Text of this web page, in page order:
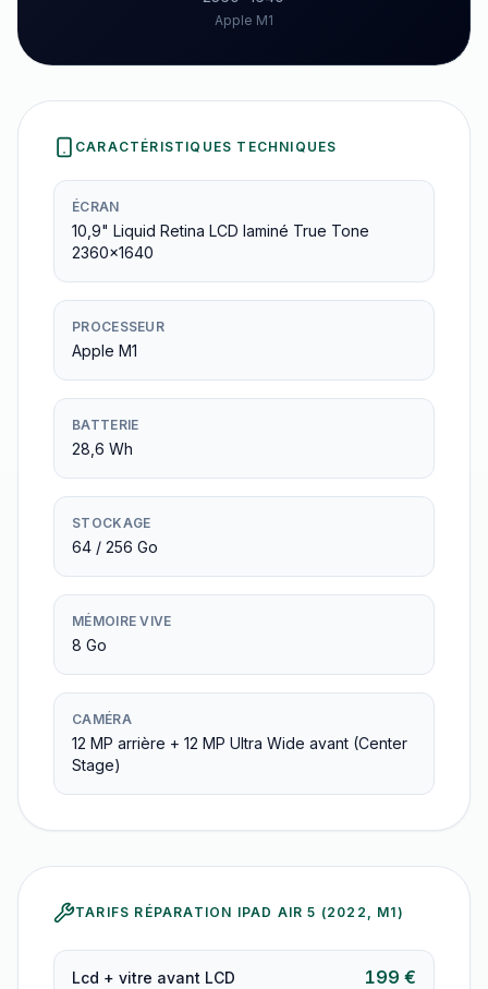
Apple M1
CARACTÉRISTIQUES TECHNIQUES
ÉCRAN
10,9" Liquid Retina LCD laminé True Tone
2360×1640
PROCESSEUR
Apple M1
BATTERIE
28,6 Wh
STOCKAGE
64 / 256 Go
MÉMOIRE VIVE
8 Go
CAMÉRA
12 MP arrière + 12 MP Ultra Wide avant (Center
Stage)
TARIFS RÉPARATION IPAD AIR 5 (2022, M1)
Lcd + vitre avant LCD 199 €